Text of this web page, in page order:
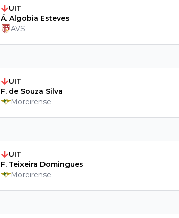
UIT
F. Teixeira Domingues
Moreirense
UIT
F. de Souza Silva
Moreirense
UIT
Á. Algobia Esteves
AVS